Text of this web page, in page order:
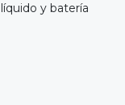
y batería